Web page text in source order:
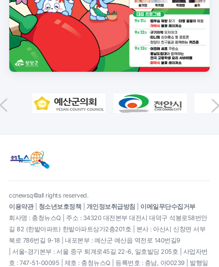
ccnewsq©all rights reserved.
이용약관| 청소년보호정책 개인정보취급방침
이메일무단수집거부
회사명 : 충청뉴스Q | 주소 : 34320 대전본부 대전시 대덕구 석봉로58번안
길 82 (한밭아파트) 한밭아파트상가2층201호 | 본사 : 아산시 신창면 서부
북로 786번길 9-18 | 내포본부 : 예산군 예산읍 역전로 140번길9
| 서울-경기본부 : 서울 중구 퇴계로45길 22-6, 일호빌딩 205호 | 사업자번
호 : 747-51-00095 | 제호 : 충청뉴스Q | 등록번호 : 충남, 아00239 | 발행일